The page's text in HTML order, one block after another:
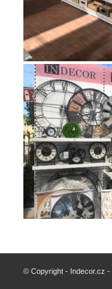
© Copyright - Indecor.cz -